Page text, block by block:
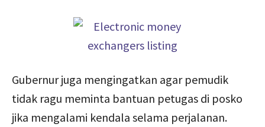
Gubernur juga mengingatkan agar pemudik
tidak ragu meminta bantuan petugas di posko
jika mengalami kendala selama perjalanan.